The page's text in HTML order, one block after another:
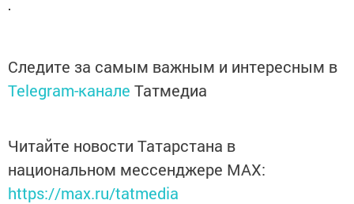
Следите за самым важным и интересным в
Telegram-канале Татмедиа
Читайте новости Татарстана в
национальном мессенджере MАХ:
https://max.ru/tatmedia